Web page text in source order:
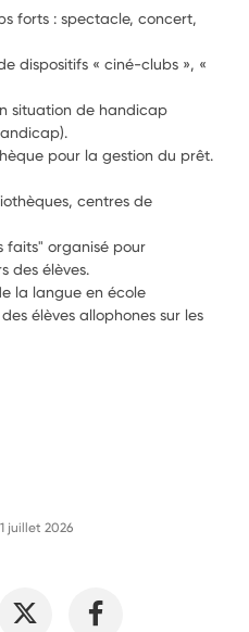
forts : spectacle, concert,
dispositifs « ciné-clubs », «
situation de handicap
pour la gestion du prêt.
centres de
faits" organisé pour
des élèves.
la langue en école
élèves allophones sur les
1 juillet 2026